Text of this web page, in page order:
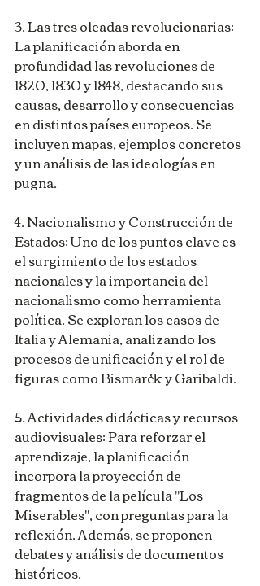
3. Las tres oleadas revolucionarias:
La planificación aborda en
profundidad las revoluciones de
1820, 1830 y 1848, destacando sus
causas, desarrollo y consecuencias
en distintos países europeos. Se
incluyen mapas, ejemplos concretos
y un análisis de las ideologías en
pugna.
4. Nacionalismo y Construcción de
Estados: Uno de los puntos clave es
el surgimiento de los estados
nacionales y la importancia del
nacionalismo como herramienta
política. Se exploran los casos de
Italia y Alemania, analizando los
procesos de unificación y el rol de
figuras como Bismarck y Garibaldi.
5. Actividades didácticas y recursos
audiovisuales: Para reforzar el
aprendizaje, la planificación
incorpora la proyección de
fragmentos de la película "Los
Miserables", con preguntas para la
reflexión. Además, se proponen
debates y análisis de documentos
históricos.